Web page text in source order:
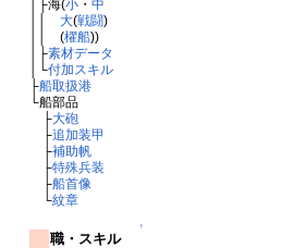
│├海(小・ 中
大(戦闘)
││ (櫂船))
│├素材データ
│└付加スキル
├船取扱港
└船部品
├大砲
├追加装甲
├補助帆
├特殊兵装
├船首像
└紋章
↑
職・スキル